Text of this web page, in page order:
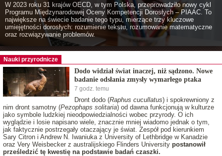
W 2023 roku 31 krajów OECD, w tym Polska, przeprowadziło nowy cykl
Programu Międzynarodowej Oceny Kompetencji Dorosłych – PIAAC. To
największe na świecie badanie tego typu, mierzące trzy kluczowe
umiejętności dorosłych: rozumienie tekstu, rozumowanie matematyczne
oraz rozwiązywanie problemów.
Nauki przyrodnicze
Dodo widział świat inaczej, niż sądzono. Nowe
badanie odsłania zmysły wymarłego ptaka
7 godz. temu
Dront dodo (Raphus cucullatus) i spokrewniony z
nim dront samotny (Pezophaps solitaria) od dawna funkcjonują w kulturze
jako symbole ludzkiej nieodpowiedzialności wobec przyrody. O ich
wyglądzie i losie napisano wiele, znacznie mniej wiadomo jednak o tym,
jak faktycznie postrzegały otaczający je świat. Zespół pod kierunkiem
Sary Citron i Andrew N. Iwaniuka z University of Lethbridge w Kanadzie
oraz Very Weisbecker z australijskiego Flinders University postanowił
prześledzić tę kwestię na podstawie badań czaszki.